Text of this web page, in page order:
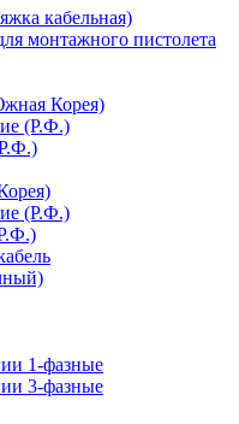
кабельная)
монтажного пистолета
Корея)
(Р.Ф.)
(Р.Ф.)
1-фазные
3-фазные